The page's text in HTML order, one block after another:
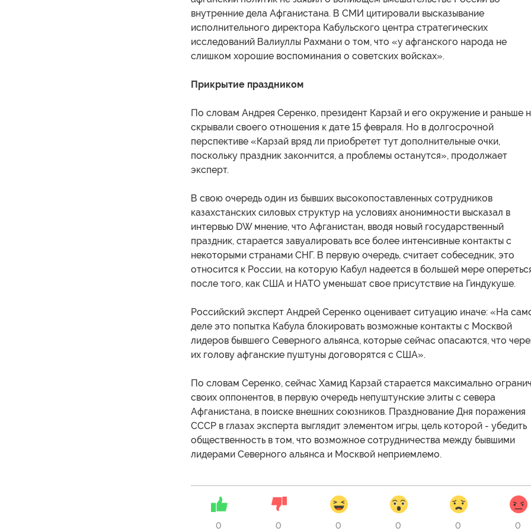
внутренние дела Афганистана. В СМИ цитировали высказывание
исполнительного директора Кабульского центра стратегических
исследований Валиуллы Рахмани о том, что «у афганского народа не
слишком хорошие воспоминания о советских войсках».
Прикрытие праздником
По словам Андрея Серенко, президент Карзай и его окружение и раньше
скрывали своего отношения к дате 15 февраля. Но в долгосрочной
перспективе «Карзай вряд ли приобретет тут дополнительные очки,
поскольку праздник закончится, а проблемы останутся», продолжает
эксперт.
В свою очередь один из бывших высокопоставленных сотрудников
казахстанских силовых структур на условиях анонимности высказал в
интервью DW мнение, что Афганистан, вводя новый государственный
праздник, старается завуалировать все более интенсивные контакты с
некоторыми странами СНГ. В первую очередь, считает собеседник, это
относится к России, на которую Кабул надеется в большей мере
после того, как США и НАТО уменьшат свое присутствие на Гиндукуше.
Российский эксперт Андрей Серенко оценивает ситуацию иначе: «На
деле это попытка Кабула блокировать возможные контакты с Москвой
лидеров бывшего Северного альянса, которые сейчас опасаются, что
их голову афганские пуштуны договорятся с США».
По словам Серенко, сейчас Хамид Карзай старается максимально
своих оппонентов, в первую очередь непуштунские элиты с севера
Афганистана, в поиске внешних союзников. Празднование Дня поражения
СССР в глазах эксперта выглядит элементом игры, цель которой - убедить
общественность в том, что возможное сотрудничества между бывшими
лидерами Северного альянса и Москвой неприемлемо.
0 0 0 0 0 0